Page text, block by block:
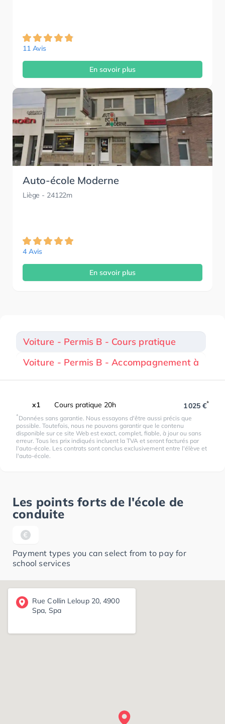
11 Avis
En savoir plus
Auto-école Moderne
Liège - 24122m
4 Avis
En savoir plus
Voiture - Permis B - Cours pratique
Voiture - Permis B - Accompagnement à
x1 Cours pratique 20h 1 025 €*
*Données sans garantie. Nous essayons d'être aussi précis que
possible. Toutefois, nous ne pouvons garantir que le contenu
disponible sur ce site Web est exact, complet, fiable, à jour ou sans
erreur. Tous les prix indiqués incluent la TVA et seront facturés par
l'auto-école. Les contrats sont conclus exclusivement entre l'élève et
l'auto-école.
Les points forts de l'école de
conduite
Payment types you can select from to pay for
school services
Rue Collin Leloup 20, 4900
Spa, Spa